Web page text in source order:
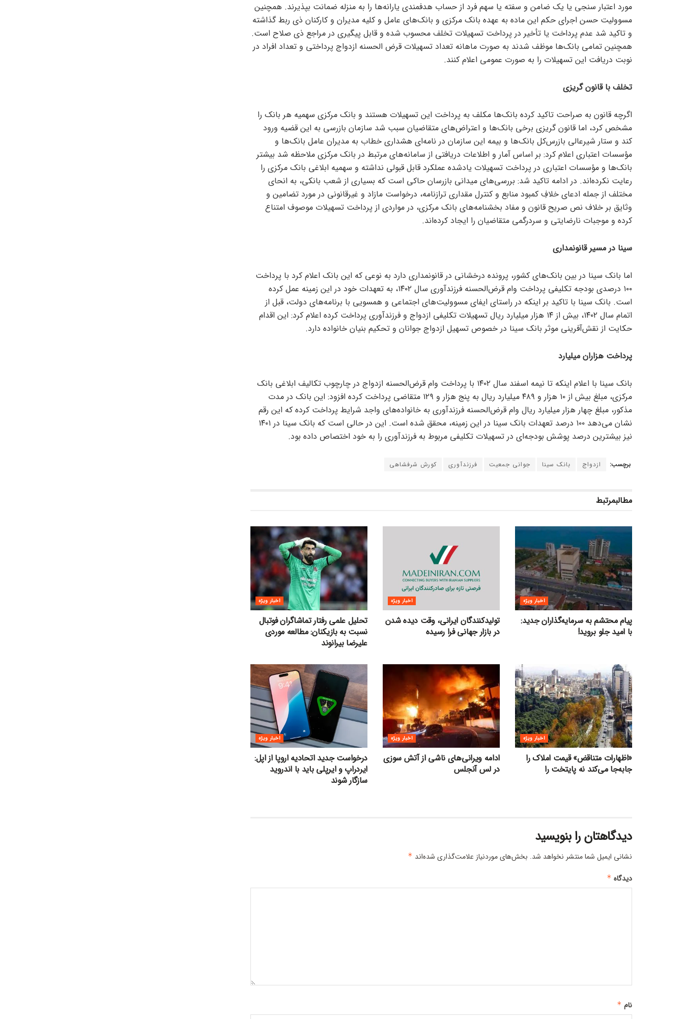
مورد اعتبار سنجی یا یک ضامن و سفته یا سهم فرد از حساب هدفمندی یارانه‌ها را به منزله ضمانت بپذیرند. همچنین
مسوولیت حسن اجرای حکم این ماده به عهده بانک مرکزی و بانک‌های عامل و کلیه مدیران و کارکنان ذی ربط گذاشته
و تاکید شد عدم پرداخت یا تأخیر در پرداخت تسهیلات تخلف محسوب شده و قابل پیگیری در مراجع ذی صلاح است.
همچنین تمامی بانک‌ها موظف شدند به صورت ماهانه تعداد تسهیلات قرض الحسنه ازدواج پرداختی و تعداد افراد در
نوبت دریافت این تسهیلات را به صورت عمومی اعلام کنند.
تخلف با قانون گریزی
اگرچه قانون به صراحت تاکید کرده بانک‌ها مکلف به پرداخت این تسهیلات هستند و بانک مرکزی سهمیه هر بانک را
مشخص کرد، اما قانون گریزی برخی بانک‌ها و اعتراض‌های متقاضیان سبب شد سازمان بازرسی به این قضیه ورود
کند و ستار شیرعالی بازرس‌کل بانک‌ها و بیمه این سازمان در نامه‌ای هشداری خطاب به مدیران عامل بانک‌ها و
مؤسسات اعتباری اعلام کرد: بر اساس آمار و اطلاعات دریافتی از سامانه‌های مرتبط در بانک مرکزی ملاحظه شد بیشتر
بانک‌ها و مؤسسات اعتباری در پرداخت تسهیلات یادشده عملکرد قابل قبولی نداشته و سهمیه ابلاغی بانک مرکزی را
رعایت نکرده‌اند. در ادامه تاکید شد: بررسی‌های میدانی بازرسان حاکی است که بسیاری از شعب بانکی، به انحای
مختلف از جمله ادعای خلافِ کمبود منابع و کنترل مقداری ترازنامه، درخواست مازاد و غیرقانونی در مورد تضامین و
وثایق بر خلاف نص صریح قانون و مفاد بخشنامه‌های بانک مرکزی، در مواردی از پرداخت تسهیلات موصوف امتناع
کرده و موجبات نارضایتی و سردرگمی متقاضیان را ایجاد کرده‌اند.
سینا در مسیر قانونمداری
اما بانک سینا در بین بانک‌های کشور، پرونده درخشانی در قانونمداری دارد به نوعی که این بانک اعلام کرد با پرداخت
۱۰۰ درصدی بودجه تکلیفی پرداخت وام قرض‌الحسنه فرزندآوری سال ۱۴۰۲، به تعهدات خود در این زمینه عمل کرده
است. بانک سینا با تاکید بر اینکه در راستای ایفای مسوولیت‌های اجتماعی و همسویی با برنامه‌های دولت، قبل از
اتمام سال ۱۴۰۲، بیش از ۱۴ هزار میلیارد ریال تسهیلات تکلیفی ازدواج و فرزندآوری پرداخت کرده اعلام کرد: این اقدام
حکایت از نقش‌آفرینی موثر بانک سینا در خصوص تسهیل ازدواج جوانان و تحکیم بنیان خانواده دارد.
پرداخت هزاران میلیارد
بانک سینا با اعلام اینکه تا نیمه اسفند سال ۱۴۰۲ با پرداخت وام قرض‌الحسنه ازدواج در چارچوب تکالیف ابلاغی بانک
مرکزی، مبلغ بیش از ۱۰ هزار و ۴۸۹ میلیارد ریال به پنج هزار و ۱۲۹ متقاضی پرداخت کرده افزود: این بانک در مدت
مذکور، مبلغ چهار هزار میلیارد ریال وام قرض‌الحسنه فرزندآوری به خانواده‌های واجد شرایط پرداخت کرده که این رقم
نشان می‌دهد ۱۰۰ درصد تعهدات بانک سینا در این زمینه، محقق شده است. این در حالی است که بانک سینا در ۱۴۰۱
نیز بیشترین درصد پوشش بودجه‌ای در تسهیلات تکلیفی مربوط به فرزندآوری را به خود اختصاص داده بود.
برچسب: ازدواج بانک سینا جوانی جمعیت فرزندآوری کورش شرفشاهی
مطالبمرتبط
اخبار ویژه
پیام محتشم به سرمایه‌گذاران جدید:
با امید جلو بروید!
اخبار ویژه
تولیدکنندگان ایرانی، وقت دیده شدن
در بازار جهانی فرا رسیده
اخبار ویژه
تحلیل علمی رفتار تماشاگران فوتبال
نسبت به بازیکنان: مطالعه موردی
علیرضا بیرانوند
اخبار ویژه
«اظهارات متناقض» قیمت‌ املاک را
جابه‌جا می‌کند نه پایتخت را
اخبار ویژه
ادامه ویرانی‌های ناشی از آتش سوزی
در لس آنجلس
اخبار ویژه
درخواست جدید اتحادیه اروپا از اپل:
ایردراپ و ایرپلی باید با اندروید
سازگار شوند
دیدگاهتان را بنویسید
نشانی ایمیل شما منتشر نخواهد شد. بخش‌های موردنیاز علامت‌گذاری شده‌اند *
دیدگاه *
نام *